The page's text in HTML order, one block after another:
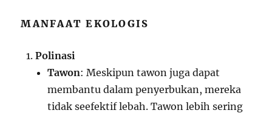
MANFAAT EKOLOGIS
Polinasi
Tawon: Meskipun tawon juga dapat
membantu dalam penyerbukan, mereka
tidak seefektif lebah. Tawon lebih sering